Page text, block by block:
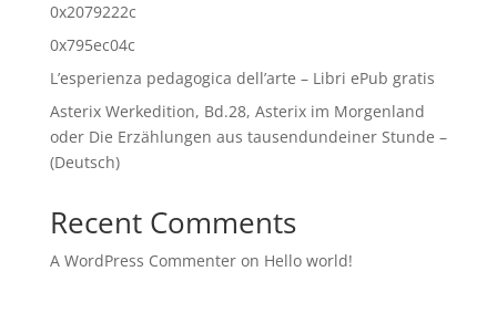
0x2079222c
0x795ec04c
L’esperienza pedagogica dell’arte – Libri ePub gratis
Asterix Werkedition, Bd.28, Asterix im Morgenland
oder Die Erzählungen aus tausendundeiner Stunde –
(Deutsch)
Recent Comments
A WordPress Commenteron Hello world!